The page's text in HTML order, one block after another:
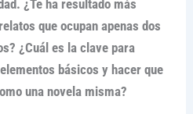
¿Te ha resultado más
que ocupan apenas dos
¿Cuál es la clave para
básicos y hacer que
una novela misma?